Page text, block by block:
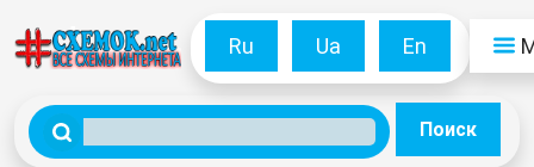
Ru Ua En
Поиск